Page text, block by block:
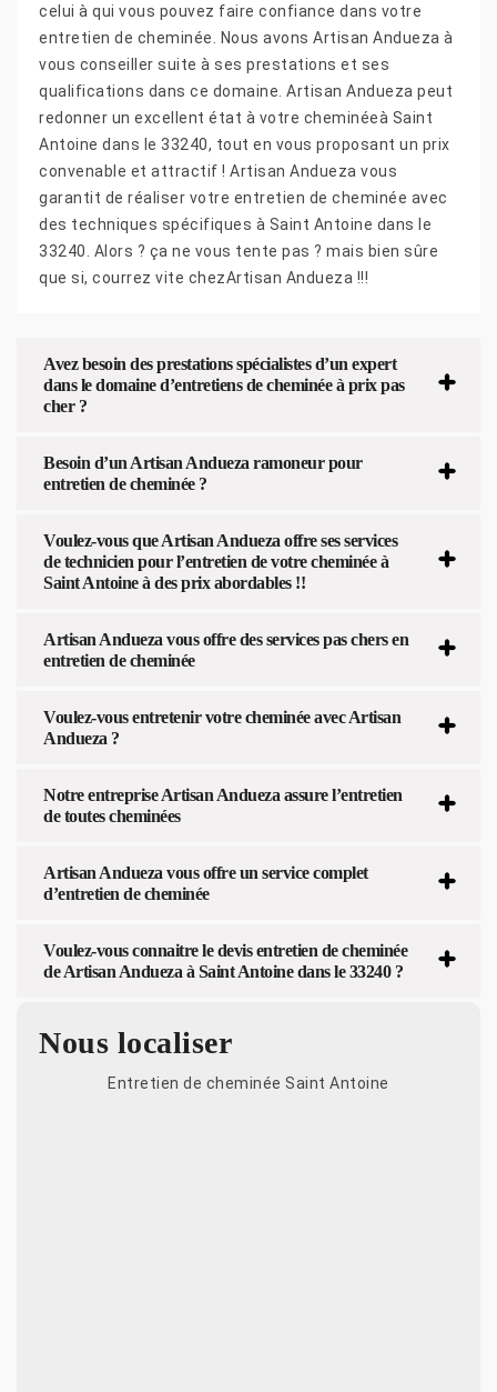
celui à qui vous pouvez faire confiance dans votre
entretien de cheminée. Nous avons Artisan Andueza à
vous conseiller suite à ses prestations et ses
qualifications dans ce domaine. Artisan Andueza peut
redonner un excellent état à votre cheminéeà Saint
Antoine dans le 33240, tout en vous proposant un prix
convenable et attractif ! Artisan Andueza vous
garantit de réaliser votre entretien de cheminée avec
des techniques spécifiques à Saint Antoine dans le
33240. Alors ? ça ne vous tente pas ? mais bien sûre
que si, courrez vite chezArtisan Andueza !!!
Avez besoin des prestations spécialistes d’un expert
dans le domaine d’entretiens de cheminée à prix pas
cher ?
Besoin d’un Artisan Andueza ramoneur pour
entretien de cheminée ?
Voulez-vous que Artisan Andueza offre ses services
de technicien pour l’entretien de votre cheminée à
Saint Antoine à des prix abordables !!
Artisan Andueza vous offre des services pas chers en
entretien de cheminée
Voulez-vous entretenir votre cheminée avec Artisan
Andueza ?
Notre entreprise Artisan Andueza assure l’entretien
de toutes cheminées
Artisan Andueza vous offre un service complet
d’entretien de cheminée
Voulez-vous connaitre le devis entretien de cheminée
de Artisan Andueza à Saint Antoine dans le 33240 ?
Nous localiser
Entretien de cheminée Saint Antoine